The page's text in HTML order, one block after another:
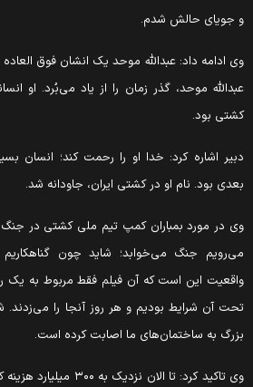
و جویای حالش شدم.
وی ادامه داد: عبدالله موحد یک انشان فوق
عبدالله موحد، گذر زمان را از یاد می‌بُرد. او
کشتی بود.
دبیر اشاره کرد: خدا او را رحمت کند؛ انسان
بعدی بود. نام او در کشتی ایران، جاودانه شد.
وی در مورد بمباران کمپ تیم ملی کشتی در
می‌رویم جنگ می‌خوابد؛ شاید چون گناهکاریم
تحت آن شرایط بودیم و هر روز آنجا را می‌زدند.
بزرگ به ساختمان‌های ما اصابت کرده است.